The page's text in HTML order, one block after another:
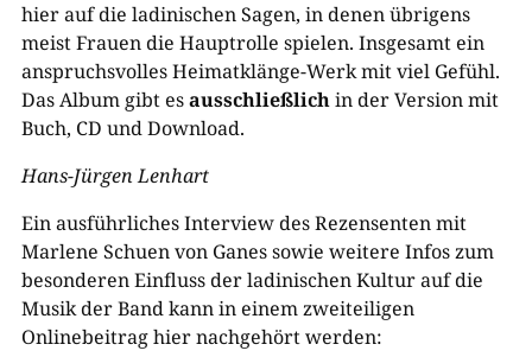
hier auf die ladinischen Sagen, in denen übrigens
meist Frauen die Hauptrolle spielen. Insgesamt ein
anspruchsvolles Heimatklänge-Werk mit viel Gefühl.
Das Album gibt esausschließlichin der Version mit
Buch, CD und Download.
Hans-Jürgen Lenhart
Ein ausführliches Interview des Rezensenten mit
Marlene Schuen von Ganes sowie weitere Infos zum
besonderen Einfluss der ladinischen Kultur auf die
Musik der Band kann in einem zweiteiligen
Onlinebeitrag hier nachgehört werden: